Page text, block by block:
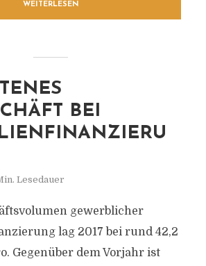
WEITERLESEN
BEI
Lesedauer
gewerblicher
lag 2017 bei rund 42,2
Gegenüber dem Vorjahr ist